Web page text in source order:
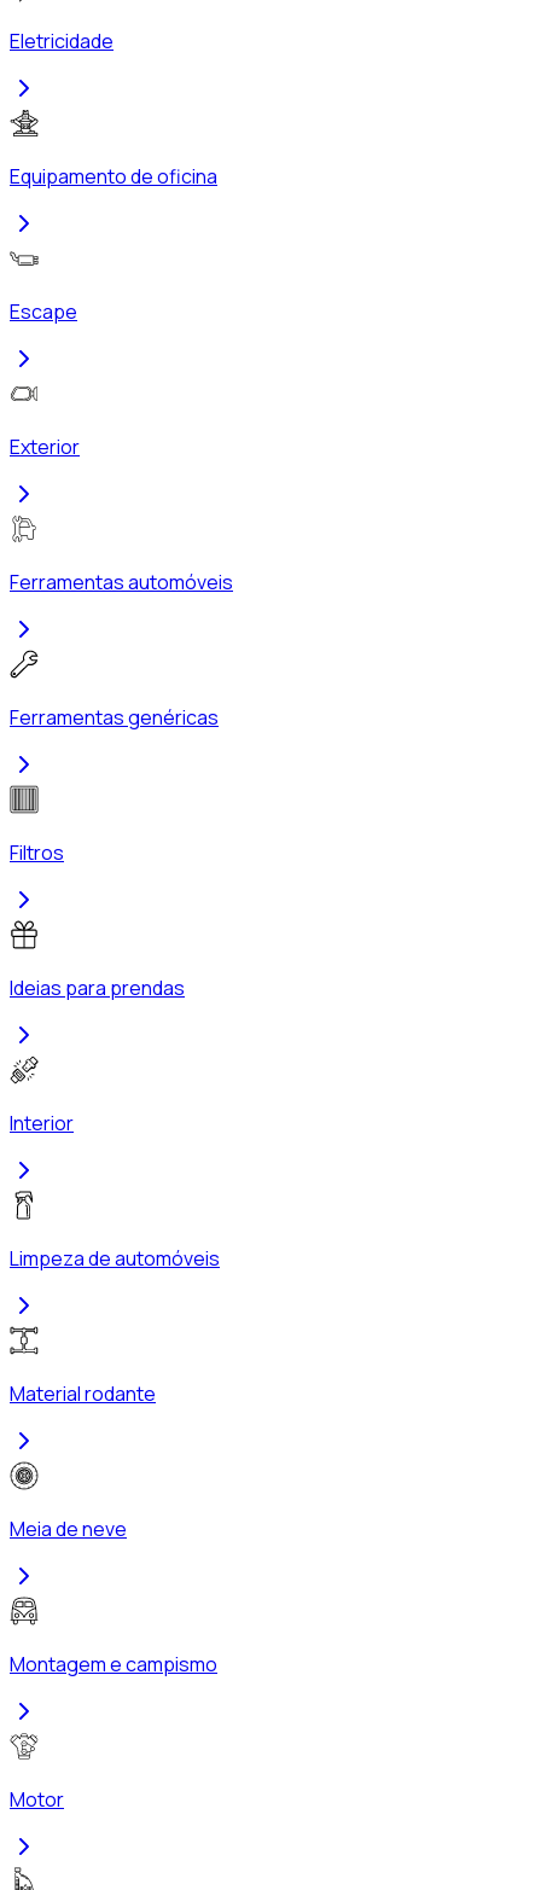
Eletricidade
Equipamento de oficina
Escape
Exterior
Ferramentas automóveis
Ferramentas genéricas
Filtros
Ideias para prendas
Interior
Limpeza de automóveis
Material rodante
Meia de neve
Montagem e campismo
Motor